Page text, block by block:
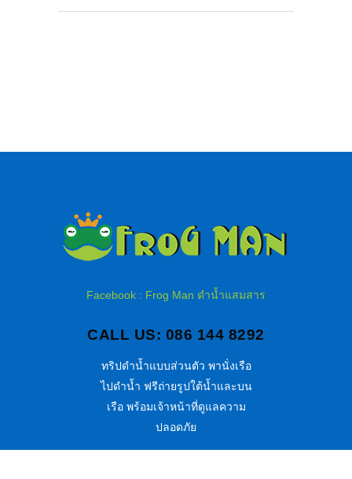
Facebook : Frog Man ดำน้ำแสมสาร
CALL US: 086 144 8292
ทริปดำน้ำแบบส่วนตัว พานั่งเรือ
ไปดำน้ำ ฟรีถ่ายรูปใต้น้ำและบน
เรือ พร้อมเจ้าหน้าที่ดูแลความ
ปลอดภัย